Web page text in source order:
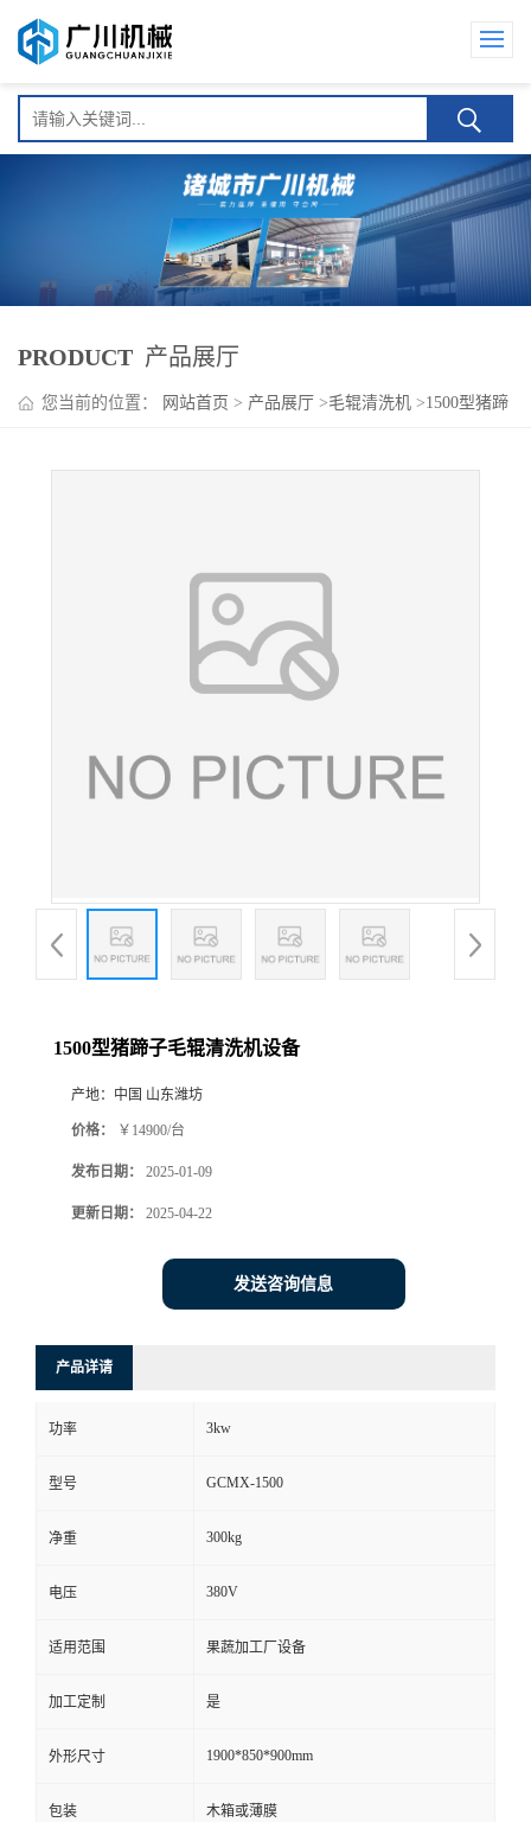
PRODUCT 产品展厅
您当前的位置： 网站首页 > 产品展厅 >毛辊清洗机 >1500型猪蹄
1500型猪蹄子毛辊清洗机设备
产地： 中国 山东潍坊
价格： ￥14900/台
发布日期： 2025-01-09
更新日期： 2025-04-22
发送咨询信息
产品详请
功率 3kw
型号 GCMX-1500
净重 300kg
电压 380V
适用范围 果蔬加工厂设备
加工定制 是
外形尺寸 1900*850*900mm
包装 木箱或薄膜